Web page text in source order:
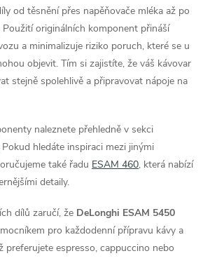
od těsnění přes napěňovače mléka až po
Použití originálních komponent přináší
a minimalizuje riziko poruch, které se u
objevit. Tím si zajistíte, že váš kávovar
stejně spolehlivě a připravovat nápoje na
naleznete přehledně v sekci
Pokud hledáte inspiraci mezi jinými
také řadu ESAM 460, která nabízí
detaily.
dílů zaručí, že DeLonghi ESAM 5450
pro každodenní přípravu kávy a
preferujete espresso, cappuccino nebo